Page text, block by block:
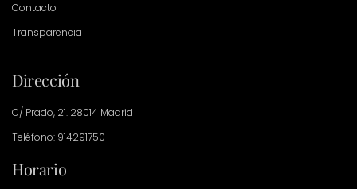
Contacto
Transparencia
Dirección
C/ Prado, 21. 28014 Madrid
Teléfono: 914291750
Horario